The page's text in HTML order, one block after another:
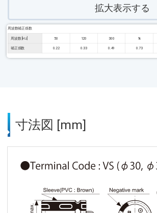
拡大表示する
周波数補正係数
周波数 [Hz] 50 120 300 1k
補正係数 0.22 0.33 0.49 0.73
寸法図 [mm]